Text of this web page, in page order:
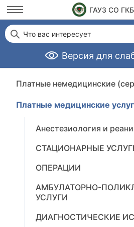
ГАУЗ СО
Версия для
Что вас интересует
Платные немедицинские
Платные медицинские
Анестезиология и
СТАЦИОНАРНЫЕ
ОПЕРАЦИИ
АМБУЛАТОРНО-
УСЛУГИ
ДИАГНОСТИЧЕСКИЕ